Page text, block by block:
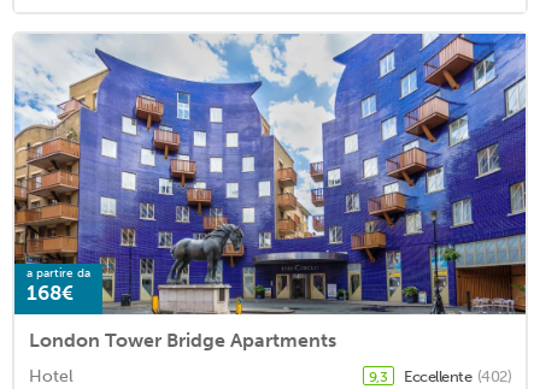
a partire da
168€
London Tower Bridge Apartments
Hotel 9,3 Eccellente (402)